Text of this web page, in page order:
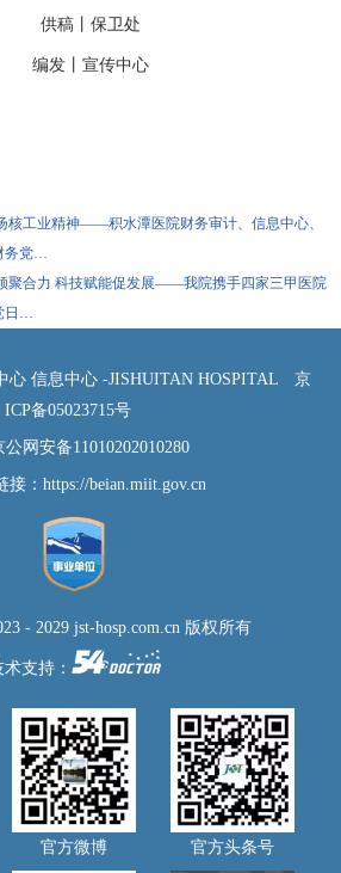
供稿丨保卫处
编发丨 宣传中心
核工业精神——积水潭医院财务审计、信息中心、
务党…
聚合力 科技赋能促发展——我院携手四家三甲医院
日…
心 信息中心 -JISHUITAN HOSPITAL
京
ICP备05023715号
公网安备11010202010280
接： https://beian.miit.gov.cn
- 2029 jst-hosp.com.cn 版权所有
术支持：
官方微博 官方头条号